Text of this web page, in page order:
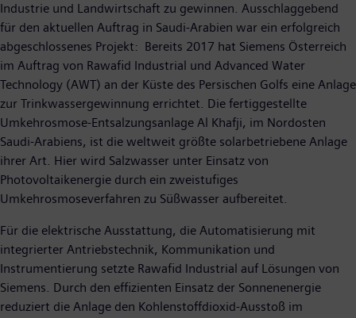
Industrie und Landwirtschaft zu gewinnen. Ausschlaggebend
für den aktuellen Auftrag in Saudi-Arabien war ein erfolgreich
abgeschlossenes Projekt: Bereits 2017 hat Siemens Österreich
im Auftrag von Rawafid Industrial und Advanced Water
Technology (AWT) an der Küste des Persischen Golfs eine Anlage
zur Trinkwassergewinnung errichtet. Die fertiggestellte
Umkehrosmose-Entsalzungsanlage Al Khafji, im Nordosten
Saudi-Arabiens, ist die weltweit größte solarbetriebene Anlage
ihrer Art. Hier wird Salzwasser unter Einsatz von
Photovoltaikenergie durch ein zweistufiges
Umkehrosmoseverfahren zu Süßwasser aufbereitet.
Für die elektrische Ausstattung, die Automatisierung mit
integrierter Antriebstechnik, Kommunikation und
Instrumentierung setzte Rawafid Industrial auf Lösungen von
Siemens. Durch den effizienten Einsatz der Sonnenenergie
reduziert die Anlage den Kohlenstoffdioxid-Ausstoß im